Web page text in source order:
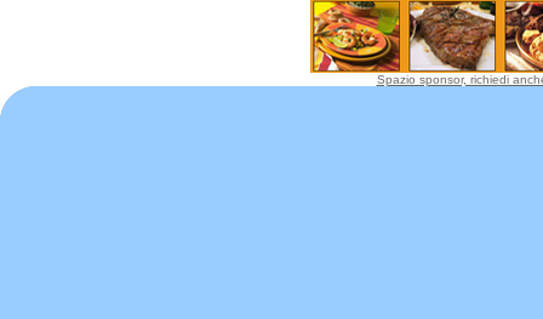
Spazio sponsor, richiedi